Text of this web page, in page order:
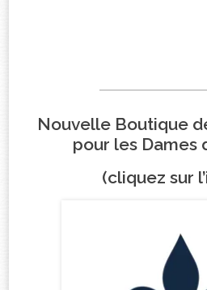
Nouvelle Boutique
pour les Dames
(cliquez sur